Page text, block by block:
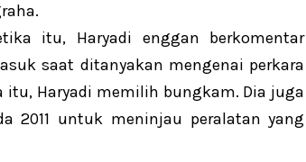
itu, Haryadi enggan berkomentar
saat ditanyakan mengenai perkara
Haryadi memilih bungkam. Dia juga
2011 untuk meninjau peralatan yang